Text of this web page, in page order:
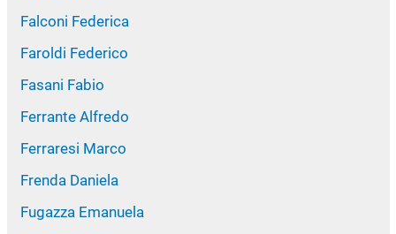
Falconi Federica
Faroldi Federico
Fasani Fabio
Ferrante Alfredo
Ferraresi Marco
Frenda Daniela
Fugazza Emanuela